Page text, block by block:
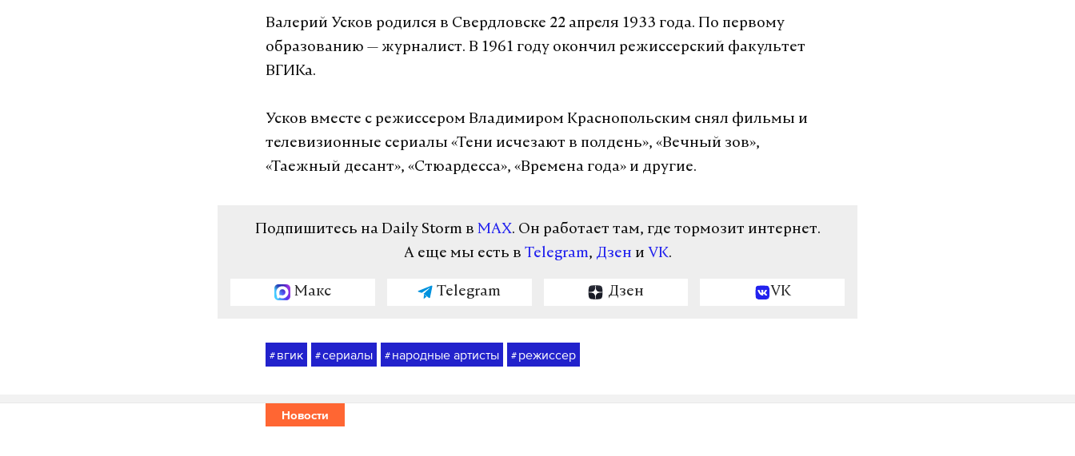
Валерий Усков родился в Свердловске 22 апреля 1933 года. По первому
образованию — журналист. В 1961 году окончил режиссерский факультет
ВГИКа.
Усков вместе с режиссером Владимиром Краснопольским снял фильмы и
телевизионные сериалы «Тени исчезают в полдень», «Вечный зов»,
«Таежный десант», «Стюардесса», «Времена года» и другие.
Подпишитесь на Daily Storm в MAX. Он работает там, где тормозит интернет.
А еще мы есть в Telegram, Дзен и VK.
Макс Telegram Дзен VK
# вгик #сериалы # народные артисты # режиссер
Новости